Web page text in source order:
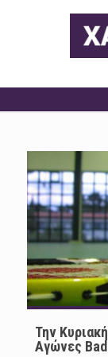
Την
Αγώνες